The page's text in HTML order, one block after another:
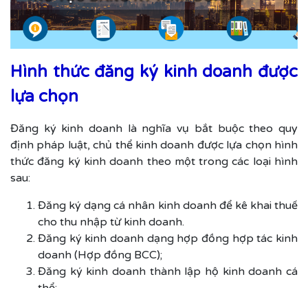
Hình thức đăng ký kinh doanh được
lựa chọn
Đăng ký kinh doanh là nghĩa vụ bắt buộc theo quy
định pháp luật, chủ thể kinh doanh được lựa chọn hình
thức đăng ký kinh doanh theo một trong các loại hình
sau:
Đăng ký dạng cá nhân kinh doanh để kê khai thuế
cho thu nhập từ kinh doanh.
Đăng ký kinh doanh dạng hợp đồng hợp tác kinh
doanh (Hợp đồng BCC);
Đăng ký kinh doanh thành lập hộ kinh doanh cá